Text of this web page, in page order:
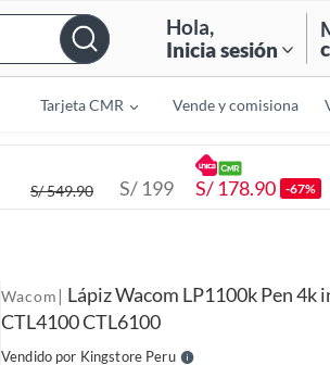
Hola,
Inicia sesión
Tarjeta CMR Vende y comisiona
S/549.90 S/ 199 S/ 178.90 -67%
Wacom | Lápiz Wacom LP1100k Pen 4k
CTL4100 CTL6100
Vendido por Kingstore PeruS
e
r